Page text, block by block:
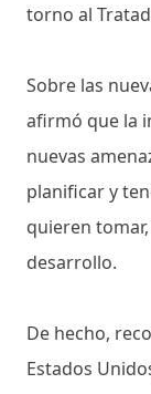
torno al
Sobre las
afirmó que la
nuevas
planificar y
quieren
desarrollo.
De hecho,
Estados